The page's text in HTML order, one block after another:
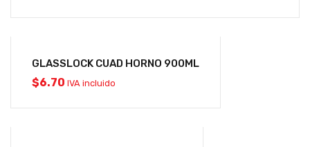
GLASSLOCK CUAD HORNO 900ML
$6.70 IVA incluido